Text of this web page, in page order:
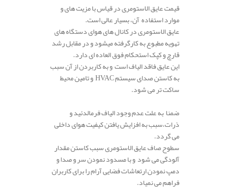
قیمت عایق الاستومری در قیاس با مزیت های و
موارد استفاده آن، بسیار عالی است.
عایق الاستومری در کانال های هوای دستگاه های
تهویه مطبوع به کارگرفته میشود و در مقابل رشد
قارچ و کپک استحکام فوق العاده ای دارد.
این عایق فاقد الیاف است و به کاربردن از آن سبب
به کاستن صدای سیستم HVAC و تامین محیط
ساکت تر می شود.
ضمنا به علت عدم وجود الیاف فرمالدئید و
ذرات،سبب به افزایش یافتن کیفیت هوای داخلی
می گردد.
سطوح صاف عایق الاستومری سبب کاستن مقدار
آلودگی می شود و با مسدود نمودن سر و صدا و
دمپ نمودن ارتعاشات فضایی آرام را برای کاربران
فراهم می نمیاد.